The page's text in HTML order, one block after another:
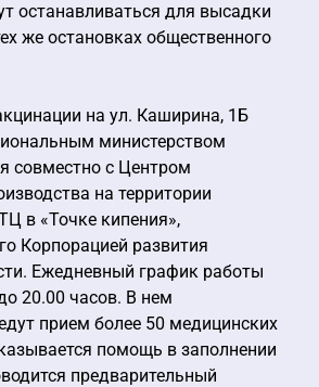
останавливаться для высадки
же остановках общественного
на ул. Каширина, 1Б
министерством
совместно с Центром
на территории
в «Точке кипения»,
Корпорацией развития
Ежедневный график работы
20.00 часов. В нем
прием более 50 медицинских
помощь в заполнении
предварительный